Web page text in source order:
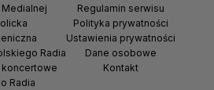
Medialnej
Radia
koncertowe
Radia
Regulamin serwisu
Polityka prywatności
Ustawienia prywatności
Dane osobowe
Kontakt